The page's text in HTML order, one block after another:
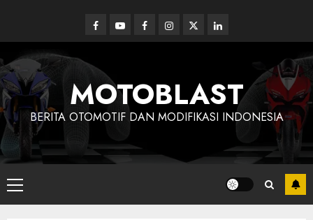
content
Facebook
YoutubeFacebookInstagram
Twitterlinkedin
MOTOBLAST
BERITA OTOMOTIF DAN MODIFIKASI INDONESIA
Primary
Menu